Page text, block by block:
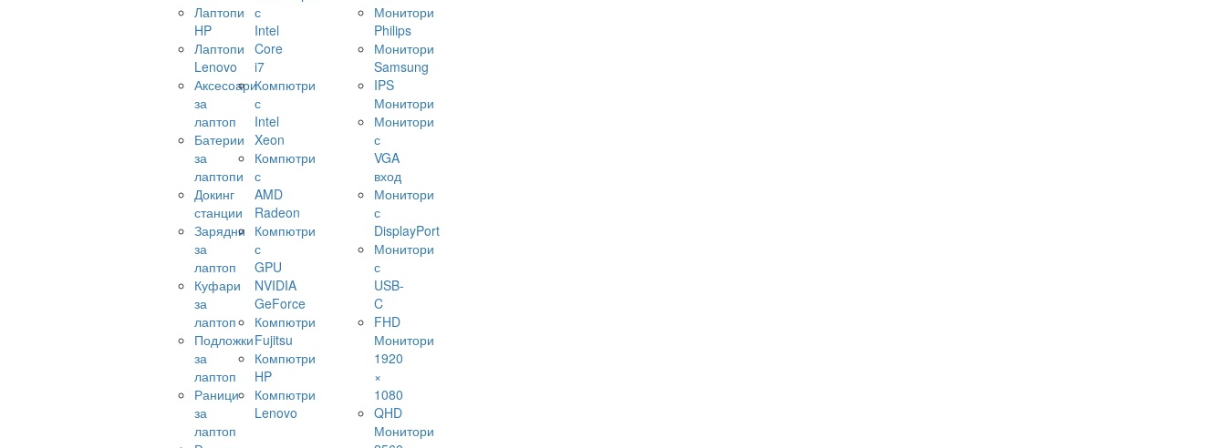
Лаптопи
HP
Лаптопи
Lenovo
Аксесоари
за
лаптоп
Батерии
за
лаптопи
Докинг
станции
Зарядни
за
лаптоп
Куфари
за
лаптоп
Подложки
за
лаптоп
Раници
за
лаптоп
с
Intel
Core
i7
Компютри
с
Intel
Xeon
Компютри
с
AMD
Radeon
Компютри
с
GPU
NVIDIA
GeForce
Компютри
Fujitsu
Компютри
HP
Компютри
Lenovo
Монитори
Philips
Монитори
Samsung
IPS
Монитори
Монитори
с
VGA
вход
Монитори
с
DisplayPort
Монитори
с
USB-
C
FHD
Монитори
1920
×
1080
QHD
Монитори